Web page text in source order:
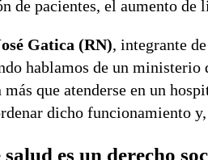
de pacientes, el aumento
Gatica (RN), integrante
hablamos de un
que atenderse en un
dicho funcionamiento
es un derecho